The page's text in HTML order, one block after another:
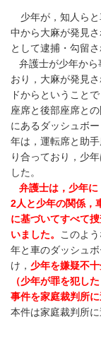
少年が，知人らと
中から大麻が発見
として逮捕・勾留さ
弁護士が少年か
おり，大麻が発見
ドからということ
座席と後部座席と
にあるダッシュボ
年は，運転席と助
り合っており，少
した。
弁護士は，少年
2人と少年の関係，
に基づいてすべて
いました。
このよ
年と車のダッシュ
け， 少年を嫌疑不
（少年が罪を犯し
事件を家庭裁判所
本件は家庭裁判所